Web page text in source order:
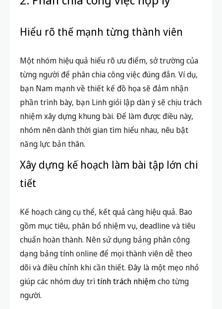
Hiểu rõ thế mạnh từng thành viên
Một nhóm hiệu quả hiểu rõ ưu điểm, sở trường của
từng người để phân chia công việc đúng đắn. Ví dụ,
bạn Nam mạnh về thiết kế đồ họa sẽ đảm nhận
phần trình bày, bạn Linh giỏi lập dàn ý sẽ chịu trách
nhiệm xây dựng khung bài. Để làm được điều này,
nhóm nên dành thời gian tìm hiểu nhau, nêu bật
năng lực bản thân.
Xây dựng kế hoạch làm bài tập lớn chi
tiết
Kế hoạch càng cụ thể, kết quả càng hiệu quả. Bao
gồm mục tiêu, phân bổ nhiệm vụ, deadline và tiêu
chuẩn hoàn thành. Nên sử dụng bảng phân công
dạng bảng tính online để mọi thành viên dễ theo
dõi và điều chỉnh khi cần thiết. Đây là một mẹo nhỏ
giúp các nhóm duy trìtính trách nhiệmcho từng
người.